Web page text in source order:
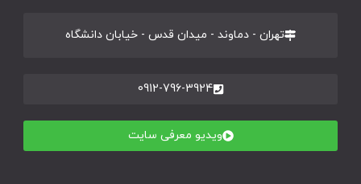
تهران - دماوند - میدان قدس - خیابان دانشگاه
0912-796-3924
ویدیو معرفی سایت